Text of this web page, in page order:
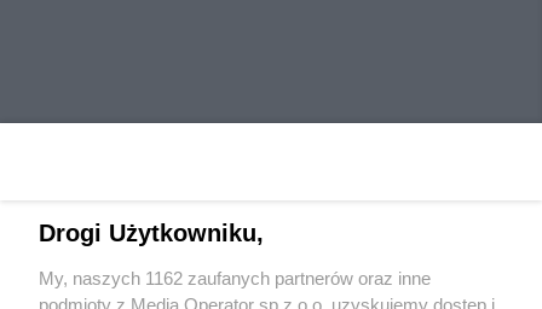
Wydawca mediówlokalnych
Drogi Użytkowniku,
My, naszych 1162 zaufanych partnerów oraz inne
podmioty z Media Operator sp z.o.o. uzyskujemy dostęp i